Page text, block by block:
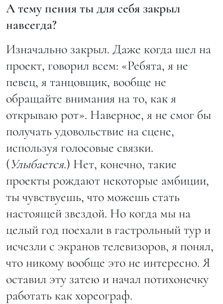
А тему пения ты для себя закрыл
навсегда?
Изначально закрыл. Даже когда шел на
проект, говорил всем: «Ребята, я не
певец, я танцовщик, вообще не
обращайте внимания на то, как я
открываю рот». Наверное, я не смог бы
получать удовольствие на сцене,
используя голосовые связки.
(Улыбается.) Нет, конечно, такие
проекты рождают некоторые амбиции,
ты чувствуешь, что можешь стать
настоящей звездой. Но когда мы на
целый год поехали в гастрольный тур и
исчезли с экранов телевизоров, я понял,
что никому вообще это не интересно. Я
оставил эту затею и начал потихонечку
работать как хореограф.